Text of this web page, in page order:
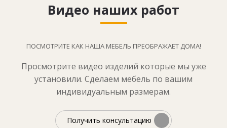
Видео наших работ
ПОСМОТРИТЕ КАК НАША МЕБЕЛЬ ПРЕОБРАЖАЕТ ДОМА!
Просмотрите видео изделий которые мы уже
установили. Сделаем мебель по вашим
индивидуальным размерам.
Получить консультацию